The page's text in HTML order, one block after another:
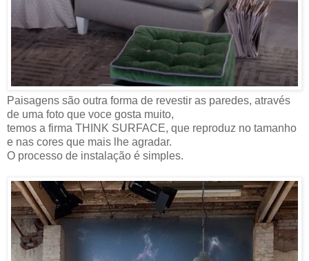
Paisagens são outra forma de revestir as paredes, através
de uma foto que voce gosta muito,
temos a firma THINK SURFACE, que reproduz no tamanho
e nas cores que mais lhe agradar.
O processo de instalação é simples.